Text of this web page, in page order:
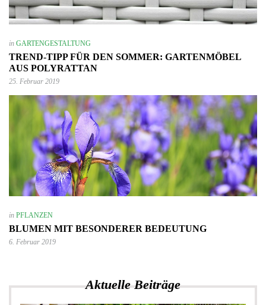
in GARTENGESTALTUNG
TREND-TIPP FÜR DEN SOMMER: GARTENMÖBEL
AUS POLYRATTAN
25. Februar 2019
in PFLANZEN
BLUMEN MIT BESONDERER BEDEUTUNG
6. Februar 2019
Aktuelle Beiträge